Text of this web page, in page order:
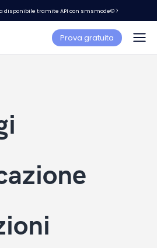
disponibile tramite API con smsmode©
Prova gratuita